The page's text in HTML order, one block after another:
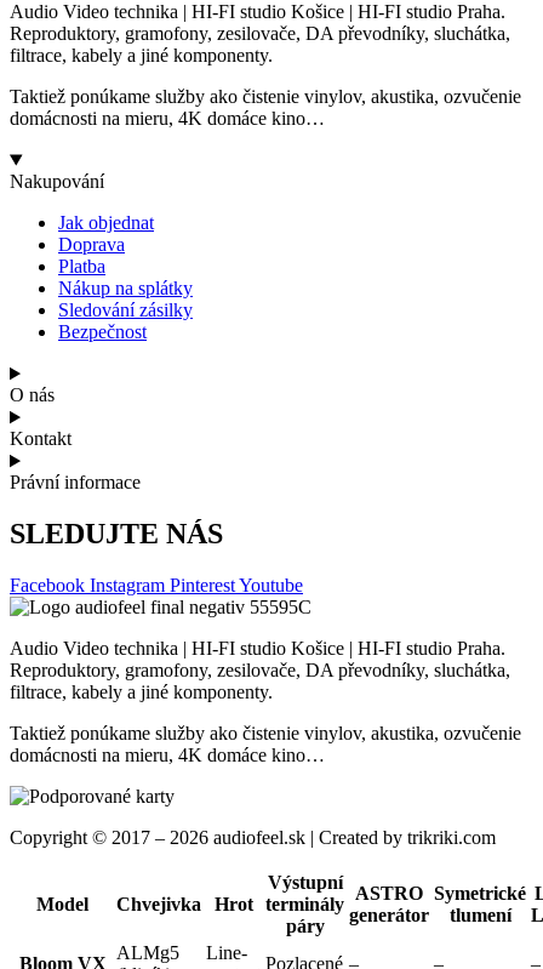
Audio Video technika | HI-FI studio Košice | HI-FI studio Praha.
Reproduktory, gramofony, zesilovače, DA převodníky, sluchátka,
filtrace, kabely a jiné komponenty.
Taktiež ponúkame služby ako čistenie vinylov, akustika, ozvučenie
domácnosti na mieru, 4K domáce kino…
Nakupování
Jak objednat
Doprava
Platba
Nákup na splátky
Sledování zásilky
Bezpečnost
O nás
Kontakt
Právní informace
SLEDUJTE NÁS
Facebook Instagram PinterestYoutube
Audio Video technika | HI-FI studio Košice | HI-FI studio Praha.
Reproduktory, gramofony, zesilovače, DA převodníky, sluchátka,
filtrace, kabely a jiné komponenty.
Taktiež ponúkame služby ako čistenie vinylov, akustika, ozvučenie
domácnosti na mieru, 4K domáce kino…
Copyright © 2017 – 2026 audiofeel.sk | Created by trikriki.com
Model Chvejivka Hrot
Výstupní
terminály
páry
ASTRO
generátor
Symetrické
tlumení
Bloom VX
ALMg5
Line-
Pozlacené – –
–